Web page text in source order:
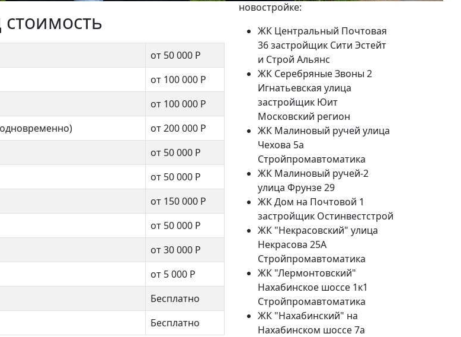
от 50 000 Р
от 100 000 Р
от 100 000 Р
от 200 000 Р
от 50 000 Р
от 50 000 Р
от 150 000 Р
от 50 000 Р
от 30 000 Р
от 5 000 Р
Бесплатно
Бесплатно
новостройке:
ЖК Центральный Почтовая
36 застройщик Сити Эстейт
и Строй Альянс
ЖК Серебряные Звоны 2
Игнатьевская улица
застройщик Юит
Московский регион
ЖК Малиновый ручей улица
Чехова 5а
Стройпромавтоматика
ЖК Малиновый ручей-2
улица Фрунзе 29
ЖК Дом на Почтовой 1
застройщик Остинвестстрой
ЖК "Некрасовский" улица
Некрасова 25А
Стройпромавтоматика
ЖК "Лермонтовский"
Нахабинское шоссе 1к1
Стройпромавтоматика
ЖК "Нахабинский" на
Нахабинском шоссе 7а